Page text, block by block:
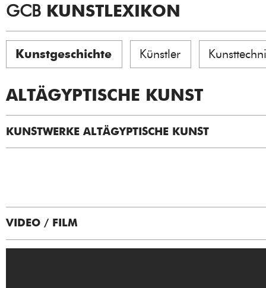
GCB KUNSTLEXIKON
Kunstgeschichte Künstler
ALTÄGYPTISCHE KUNST
KUNSTWERKE ALTÄGYPTISCHE KUNST
VIDEO / FILM